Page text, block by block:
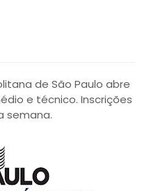
de São Paulo abre
e técnico. Inscrições
semana.